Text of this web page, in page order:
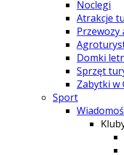
Noclegi
Atrakcje
Domki
Sprzęt
Zabytki w
Sport